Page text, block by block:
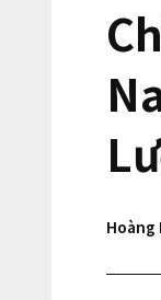
Hoàng